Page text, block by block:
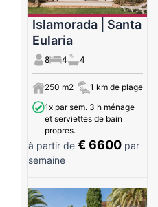
Islamorada | Santa
Eularia
8 4 4
250 m2
1 km de plage
1x par sem. 3 h ménage
et serviettes de bain
propres.
à partir de € 6600 par
semaine